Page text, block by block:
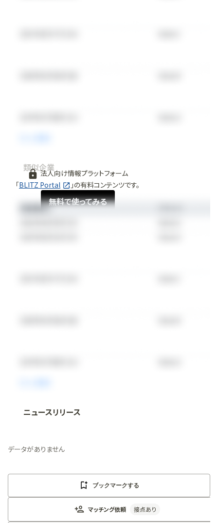
法人向け情報プラットフォーム
「BLITZ Portal 」の有料コンテンツです。
無料で使ってみる
類似企業
法人向け情報プラットフォーム
無料で使ってみる
ニュースリリース
データがありません
ブックマークする
マッチング依頼 接点あり